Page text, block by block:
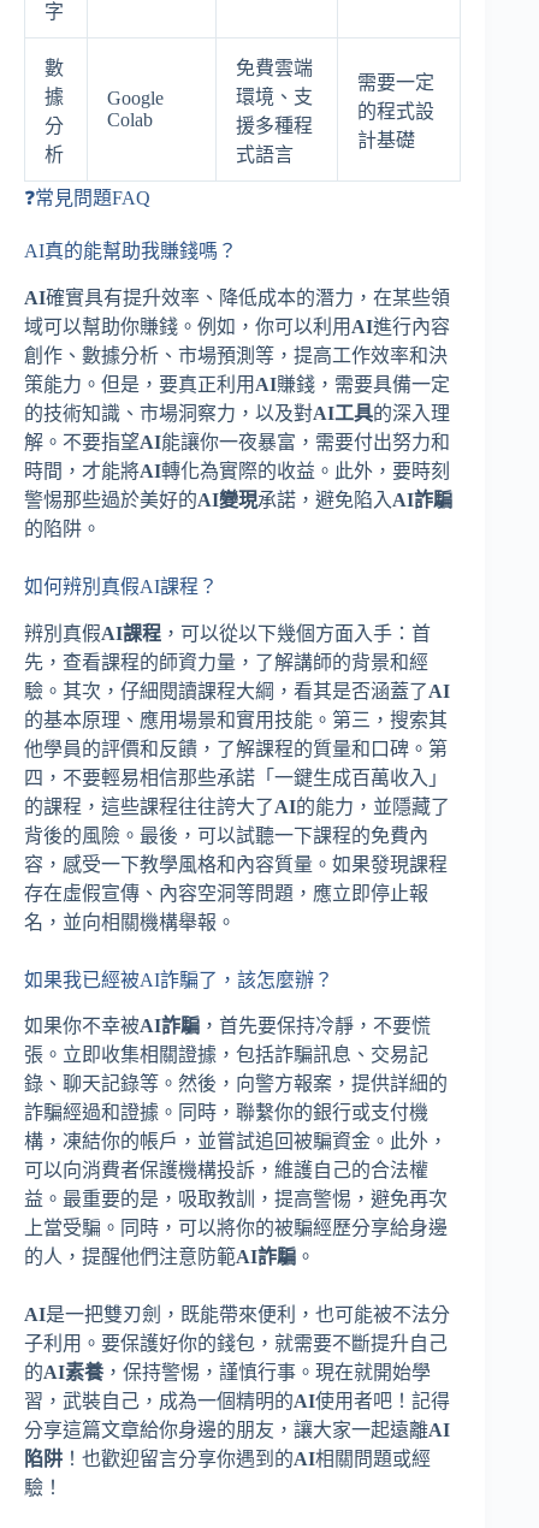
字
數
據
分
析
Google
Colab
免費雲端
環境、支
援多種程
式語言
需要一定
的程式設
計基礎
❓常見問題FAQ
AI真的能幫助我賺錢嗎？
AI確實具有提升效率、降低成本的潛力，在某些領
域可以幫助你賺錢。例如，你可以利用 AI進行內容
創作、數據分析、市場預測等，提高工作效率和決
策能力。但是，要真正利用 AI賺錢，需要具備一定
的技術知識、市場洞察力，以及對AI工具的深入理
解。不要指望AI能讓你一夜暴富，需要付出努力和
時間，才能將AI轉化為實際的收益。此外，要時刻
警惕那些過於美好的AI變現承諾，避免陷入 AI詐騙
的陷阱。
如何辨別真假AI課程？
辨別真假AI課程 ，可以從以下幾個方面入手：首
先，查看課程的師資力量，了解講師的背景和經
驗。其次，仔細閱讀課程大綱，看其是否涵蓋了AI
的基本原理、應用場景和實用技能。第三，搜索其
他學員的評價和反饋，了解課程的質量和口碑。第
四，不要輕易相信那些承諾「一鍵生成百萬收入」
的課程，這些課程往往誇大了AI的能力，並隱藏了
背後的風險。最後，可以試聽一下課程的免費內
容，感受一下教學風格和內容質量。如果發現課程
存在虛假宣傳、內容空洞等問題，應立即停止報
名，並向相關機構舉報。
如果我已經被AI詐騙了，該怎麼辦？
如果你不幸被AI詐騙 ，首先要保持冷靜，不要慌
張。立即收集相關證據，包括詐騙訊息、交易記
錄、聊天記錄等。然後，向警方報案，提供詳細的
詐騙經過和證據。同時，聯繫你的銀行或支付機
構，凍結你的帳戶，並嘗試追回被騙資金。此外，
可以向消費者保護機構投訴，維護自己的合法權
益。最重要的是，吸取教訓，提高警惕，避免再次
上當受騙。同時，可以將你的被騙經歷分享給身邊
的人，提醒他們注意防範AI詐騙 。
AI是一把雙刃劍，既能帶來便利，也可能被不法分
子利用。要保護好你的錢包，就需要不斷提升自己
的AI素養 ，保持警惕，謹慎行事。現在就開始學
習，武裝自己，成為一個精明的AI使用者吧！記得
分享這篇文章給你身邊的朋友，讓大家一起遠離AI
陷阱 ！也歡迎留言分享你遇到的AI相關問題或經
驗！